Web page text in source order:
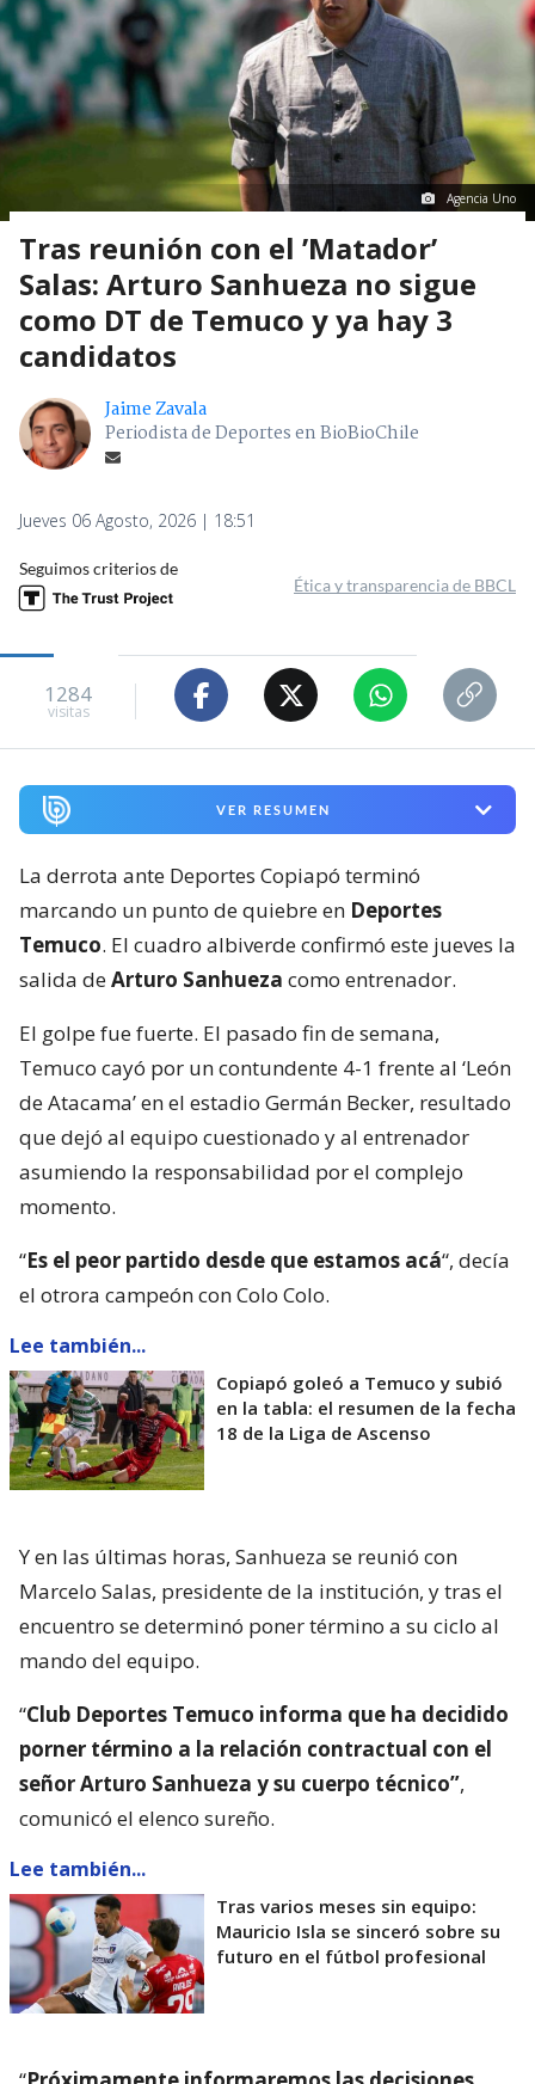
Agencia Uno
Tras reunión con el ’Matador’
Salas: Arturo Sanhueza no sigue
como DT de Temuco y ya hay 3
candidatos
Jaime Zavala
Periodista de Deportes en BioBioChile
Jueves 06 Agosto, 2026 | 18:51
Seguimos criterios de
Ética y transparencia de BBCL
1284
visitas
VER RESUMEN
La derrota ante Deportes Copiapó terminó
marcando un punto de quiebre en Deportes
Temuco. El cuadro albiverde confirmó este jueves la
salida deArturo Sanhueza como entrenador.
El golpe fue fuerte. El pasado fin de semana,
Temuco cayó por un contundente 4-1 frente al ‘León
de Atacama’ en el estadio Germán Becker, resultado
que dejó al equipo cuestionado y al entrenador
asumiendo la responsabilidad por el complejo
momento.
“Es el peor partido desde que estamos acá“, decía
el otrora campeón con Colo Colo.
Lee también...
Copiapó goleó a Temuco y subió
en la tabla: el resumen de la fecha
18 de la Liga de Ascenso
Y en las últimas horas, Sanhueza se reunió con
Marcelo Salas, presidente de la institución, y tras el
encuentro se determinó poner término a su ciclo al
mando del equipo.
“Club Deportes Temuco informa que ha decidido
porner término a la relación contractual con el
señor Arturo Sanhueza y su cuerpo técnico”,
comunicó el elenco sureño.
Lee también...
Tras varios meses sin equipo:
Mauricio Isla se sinceró sobre su
futuro en el fútbol profesional